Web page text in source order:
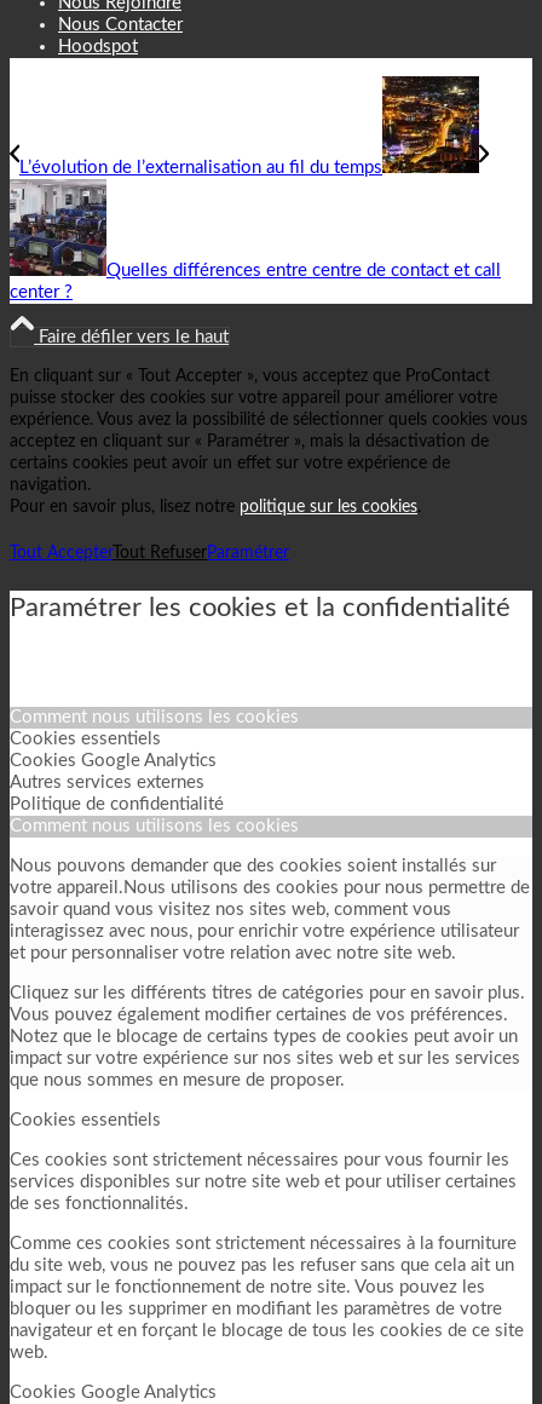
Nous Contacter
Hoodspot
L’évolution de l’externalisation au fil du temps
Quelles différences entre centre de contact et call
center ?
Faire défiler vers le haut
En cliquant sur « Tout Accepter », vous acceptez que ProContact
puisse stocker des cookies sur votre appareil pour améliorer votre
expérience. Vous avez la possibilité de sélectionner quels cookies vous
acceptez en cliquant sur « Paramétrer », mais la désactivation de
certains cookies peut avoir un effet sur votre expérience de
navigation.
Pour en savoir plus, lisez notre politique sur les cookies.
Tout AccepterTout RefuserParamétrer
Paramétrer les cookies et la confidentialité
Comment nous utilisons les cookies
Cookies essentiels
Cookies Google Analytics
Autres services externes
Politique de confidentialité
Comment nous utilisons les cookies
Nous pouvons demander que des cookies soient installés sur
votre appareil.Nous utilisons des cookies pour nous permettre de
savoir quand vous visitez nos sites web, comment vous
interagissez avec nous, pour enrichir votre expérience utilisateur
et pour personnaliser votre relation avec notre site web.
Cliquez sur les différents titres de catégories pour en savoir plus.
Vous pouvez également modifier certaines de vos préférences.
Notez que le blocage de certains types de cookies peut avoir un
impact sur votre expérience sur nos sites web et sur les services
que nous sommes en mesure de proposer.
Cookies essentiels
Ces cookies sont strictement nécessaires pour vous fournir les
services disponibles sur notre site web et pour utiliser certaines
de ses fonctionnalités.
Comme ces cookies sont strictement nécessaires à la fourniture
du site web, vous ne pouvez pas les refuser sans que cela ait un
impact sur le fonctionnement de notre site. Vous pouvez les
bloquer ou les supprimer en modifiant les paramètres de votre
navigateur et en forçant le blocage de tous les cookies de ce site
web.
Cookies Google Analytics